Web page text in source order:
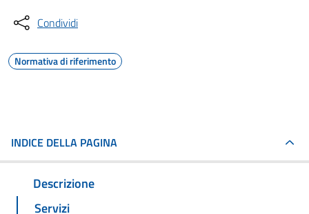
Condividi
Normativa di riferimento
INDICE DELLA PAGINA
Descrizione
Servizi